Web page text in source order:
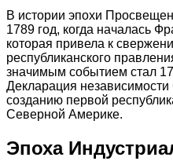
В истории эпохи
1789 год, когда началась
которая привела к
республиканского
значимым событием стал
Декларация
созданию первой
Северной Америке.
Эпоха